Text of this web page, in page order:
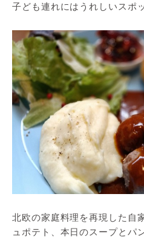
子ども連れにはうれしいスポ
北欧の家庭料理を再現した自
ュポテト、本日のスープとパ